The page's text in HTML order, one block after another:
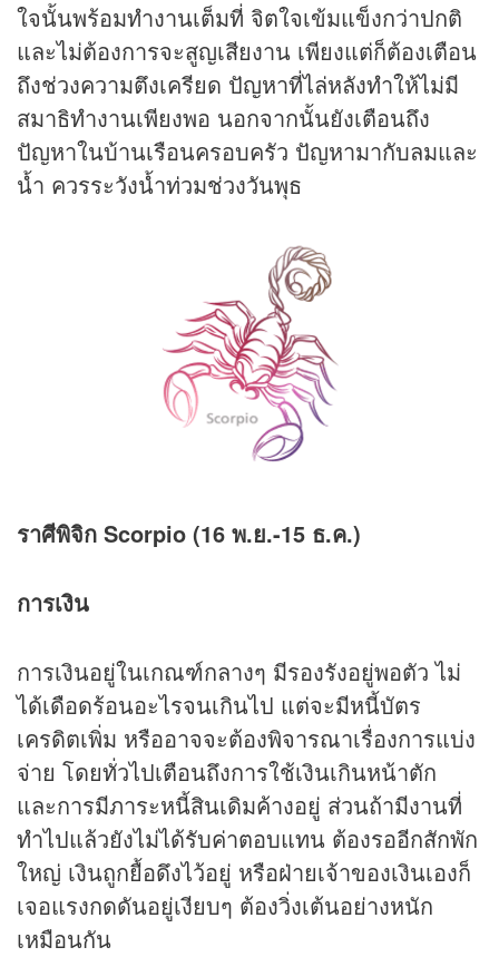
ใจนั้นพร้อมทำงานเต็มที่ จิตใจเข้มแข็งกว่าปกติ
และไม่ต้องการจะสูญเสียงาน เพียงแต่ก็ต้องเตือน
ถึงช่วงความตึงเครียด ปัญหาที่ไล่หลังทำให้ไม่มี
สมาธิทำงานเพียงพอ นอกจากนั้นยังเตือนถึง
ปัญหาในบ้านเรือนครอบครัว ปัญหามากับลมและ
น้ำ ควรระวังน้ำท่วมช่วงวันพุธ
ราศีพิจิก Scorpio (16 พ.ย.-15 ธ.ค.)
การเงิน
การเงินอยู่ในเกณฑ์กลางๆ มีรองรังอยู่พอตัว ไม่
ได้เดือดร้อนอะไรจนเกินไป แต่จะมีหนี้บัตร
เครดิตเพิ่ม หรืออาจจะต้องพิจารณาเรื่องการแบ่ง
จ่าย โดยทั่วไปเตือนถึงการใช้เงินเกินหน้าตัก
และการมีภาระหนี้สินเดิมค้างอยู่ ส่วนถ้ามีงานที่
ทำไปแล้วยังไม่ได้รับค่าตอบแทน ต้องรออีกสักพัก
ใหญ่ เงินถูกยื้อดึงไว้อยู่ หรือฝ่ายเจ้าของเงินเองก็
เจอแรงกดดันอยู่เงียบๆ ต้องวิ่งเต้นอย่างหนัก
เหมือนกัน